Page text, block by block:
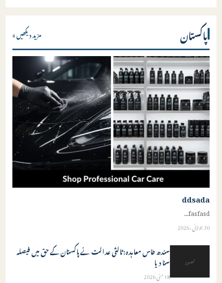
پاکستان مزید دیکھیں »
ddsada
fasfasd
...
30 جولائی، 2026
تصویر
سندھ طاس معاہدہ: ثالثی عدالت نے پاکستان کے حق میں فیصلہ
سنا دیا
18 مئی 2026